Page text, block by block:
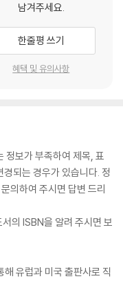
남겨주세요.
한줄평 쓰기
혜택 및 유의사항
정보가 부족하여 제목, 표
되는 경우가 있습니다. 정
의하여 주시면 답변 드리
의 ISBN을 알려 주시면 보
유럽과 미국 출판사로 직